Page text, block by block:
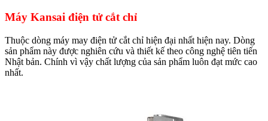
Máy Kansai điện tử cắt chỉ
Thuộc dòng máy may điện tử cắt chỉ hiện đại nhất hiện nay. Dòng
sản phẩm này được nghiên cứu và thiết kế theo công nghệ tiên tiến
Nhật bản. Chính vì vậy chất lượng của sản phẩm luôn đạt mức cao
nhất.